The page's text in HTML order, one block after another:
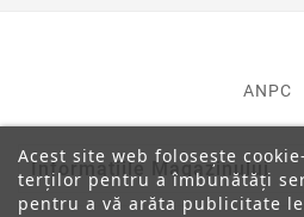
ANPC
Informatiile Magazinului
Acest site web folosește
terților pentru a îmbunătăți
pentru a vă arăta publicitate